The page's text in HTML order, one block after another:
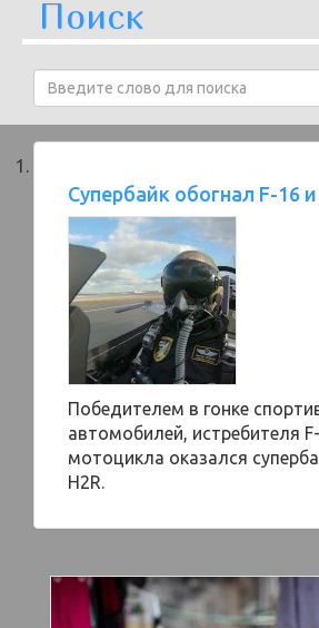
Поиск
Cупербайк обогнал F-16
Победителем в гонке
автомобилей, истребителя
мотоцикла оказался
H2R.